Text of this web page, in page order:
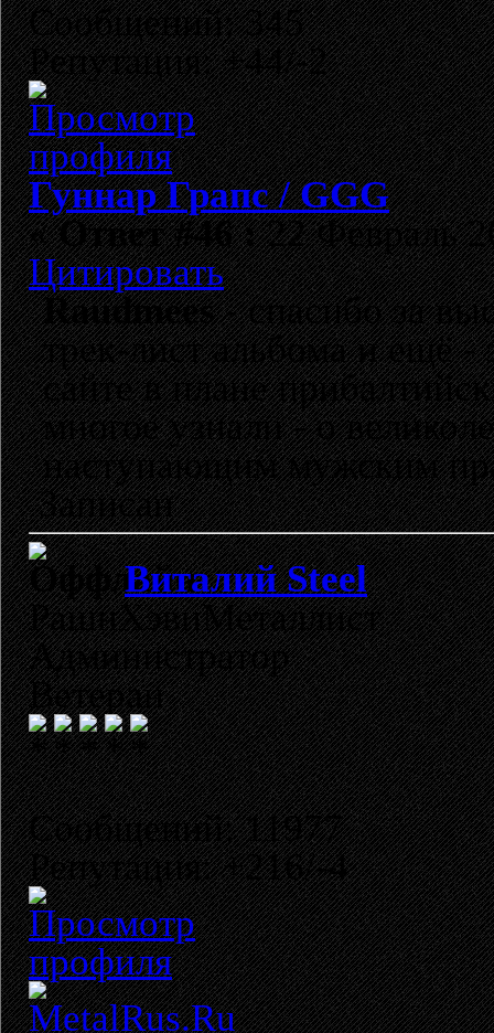
Сообщений: 345
Репутация: +44/-2
Гуннар Грапс / GGG
«Ответ #46 :22 Февраль
Цитировать
Raudmees- спасибо за
трек-лист альбома и ещё
сайте в плане
многое узнали - о
наступающим мужским
Записан
Виталий Steel
РашнХэвиМеталлист
Администратор
Ветеран
Сообщений: 11977
Репутация: +216/-4